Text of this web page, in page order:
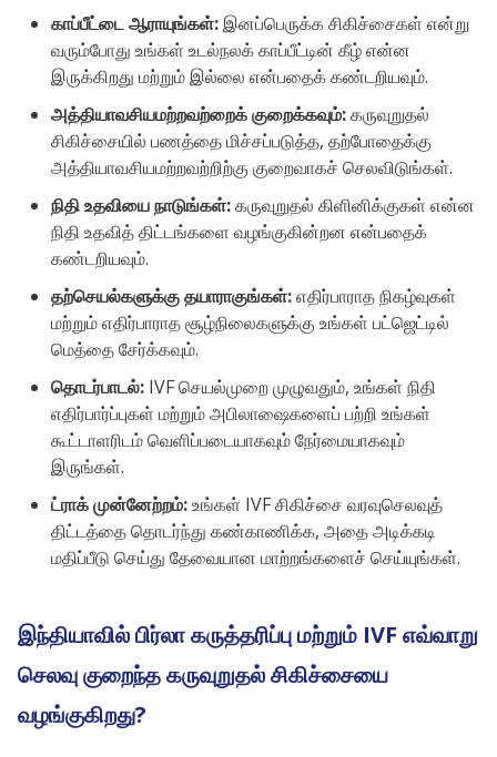
காப்பீட்டை ஆராயுங்கள்:இனப்பெருக்க சிகிச்சைகள் என்று
வரும்போது உங்கள் உடல்நலக் காப்பீட்டின் கீழ் என்ன
இருக்கிறது மற்றும் இல்லை என்பதைக் கண்டறியவும்.
அத்தியாவசியமற்றவற்றைக் குறைக்கவும்:கருவுறுதல்
சிகிச்சையில் பணத்தை மிச்சப்படுத்த, தற்போதைக்கு
அத்தியாவசியமற்றவற்றிற்கு குறைவாகச் செலவிடுங்கள்.
நிதி உதவியை நாடுங்கள்:கருவுறுதல் கிளினிக்குகள் என்ன
நிதி உதவித் திட்டங்களை வழங்குகின்றன என்பதைக்
கண்டறியவும்.
தற்செயல்களுக்கு தயாராகுங்கள்:எதிர்பாராத நிகழ்வுகள்
மற்றும் எதிர்பாராத சூழ்நிலைகளுக்கு உங்கள் பட்ஜெட்டில்
மெத்தை சேர்க்கவும்.
தொடர்பாடல்: IVF செயல்முறை முழுவதும், உங்கள் நிதி
எதிர்பார்ப்புகள் மற்றும் அபிலாஷைகளைப் பற்றி உங்கள்
கூட்டாளரிடம் வெளிப்படையாகவும் நேர்மையாகவும்
இருங்கள்.
ட்ராக் முன்னேற்றம்:உங்கள் IVF சிகிச்சை வரவுசெலவுத்
திட்டத்தை தொடர்ந்து கண்காணிக்க, அதை அடிக்கடி
மதிப்பீடு செய்து தேவையான மாற்றங்களைச் செய்யுங்கள்.
இந்தியாவில் பிர்லா கருத்தரிப்பு மற்றும் IVF எவ்வாறு
செலவு குறைந்த கருவுறுதல் சிகிச்சையை
வழங்குகிறது?